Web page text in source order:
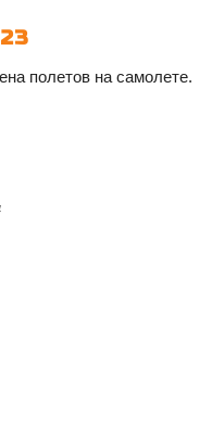
полетов на самолете.